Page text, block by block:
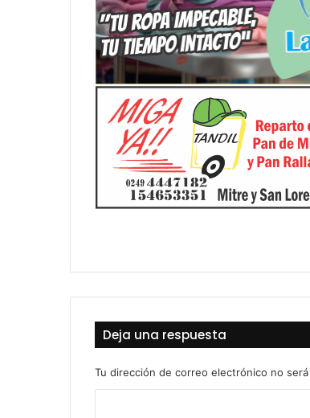
Deja una respuesta
Tu dirección de correo electrónico no será